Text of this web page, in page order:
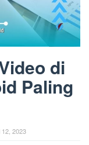
di
Paling
2023